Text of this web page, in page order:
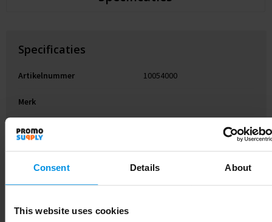
Consent Details About
This website uses cookies
Specificaties
Artikelnummer 10054000
Merk
Gewicht
Materiaal Keramiek
EAN-code